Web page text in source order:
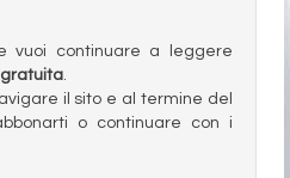
vuoi continuare a leggere
.
il sito e al termine del
o continuare con i